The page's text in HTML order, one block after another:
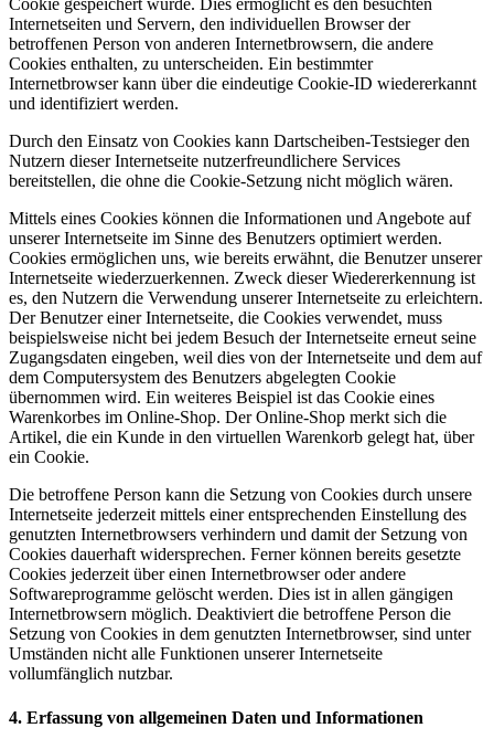
Cookie gespeichert wurde. Dies ermöglicht es den besuchten
Internetseiten und Servern, den individuellen Browser der
betroffenen Person von anderen Internetbrowsern, die andere
Cookies enthalten, zu unterscheiden. Ein bestimmter
Internetbrowser kann über die eindeutige Cookie-ID wiedererkannt
und identifiziert werden.
Durch den Einsatz von Cookies kann Dartscheiben-Testsieger den
Nutzern dieser Internetseite nutzerfreundlichere Services
bereitstellen, die ohne die Cookie-Setzung nicht möglich wären.
Mittels eines Cookies können die Informationen und Angebote auf
unserer Internetseite im Sinne des Benutzers optimiert werden.
Cookies ermöglichen uns, wie bereits erwähnt, die Benutzer unserer
Internetseite wiederzuerkennen. Zweck dieser Wiedererkennung ist
es, den Nutzern die Verwendung unserer Internetseite zu erleichtern.
Der Benutzer einer Internetseite, die Cookies verwendet, muss
beispielsweise nicht bei jedem Besuch der Internetseite erneut seine
Zugangsdaten eingeben, weil dies von der Internetseite und dem auf
dem Computersystem des Benutzers abgelegten Cookie
übernommen wird. Ein weiteres Beispiel ist das Cookie eines
Warenkorbes im Online-Shop. Der Online-Shop merkt sich die
Artikel, die ein Kunde in den virtuellen Warenkorb gelegt hat, über
ein Cookie.
Die betroffene Person kann die Setzung von Cookies durch unsere
Internetseite jederzeit mittels einer entsprechenden Einstellung des
genutzten Internetbrowsers verhindern und damit der Setzung von
Cookies dauerhaft widersprechen. Ferner können bereits gesetzte
Cookies jederzeit über einen Internetbrowser oder andere
Softwareprogramme gelöscht werden. Dies ist in allen gängigen
Internetbrowsern möglich. Deaktiviert die betroffene Person die
Setzung von Cookies in dem genutzten Internetbrowser, sind unter
Umständen nicht alle Funktionen unserer Internetseite
vollumfänglich nutzbar.
4. Erfassung von allgemeinen Daten und Informationen